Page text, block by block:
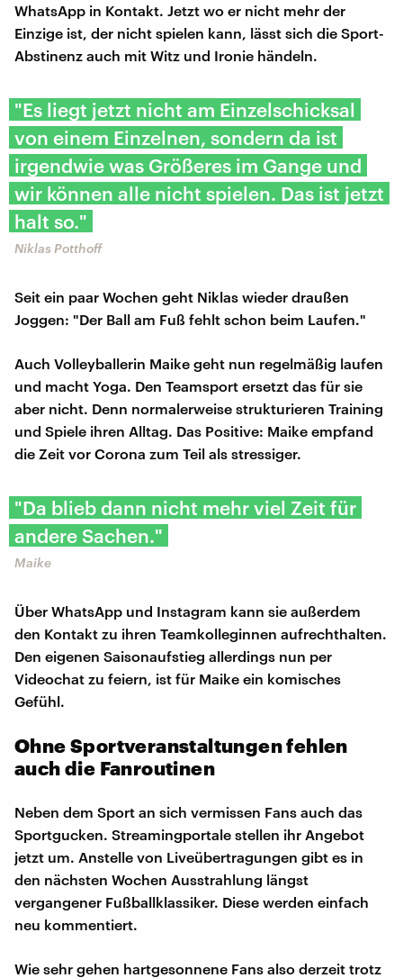
WhatsApp in Kontakt. Jetzt wo er nicht mehr der
Einzige ist, der nicht spielen kann, lässt sich die Sport-
Abstinenz auch mit Witz und Ironie händeln.
"Es liegt jetzt nicht am Einzelschicksal
von einem Einzelnen, sondern da ist
irgendwie was Größeres im Gange und
wir können alle nicht spielen. Das ist jetzt
halt so."
Niklas Potthoff
Seit ein paar Wochen geht Niklas wieder draußen
Joggen: "Der Ball am Fuß fehlt schon beim Laufen."
Auch Volleyballerin Maike geht nun regelmäßig laufen
und macht Yoga. Den Teamsport ersetzt das für sie
aber nicht. Denn normalerweise strukturieren Training
und Spiele ihren Alltag. Das Positive: Maike empfand
die Zeit vor Corona zum Teil als stressiger.
"Da blieb dann nicht mehr viel Zeit für
andere Sachen."
Maike
Über WhatsApp und Instagram kann sie außerdem
den Kontakt zu ihren Teamkolleginnen aufrechthalten.
Den eigenen Saisonaufstieg allerdings nun per
Videochat zu feiern, ist für Maike ein komisches
Gefühl.
Ohne Sportveranstaltungen fehlen
auch die Fanroutinen
Neben dem Sport an sich vermissen Fans auch das
Sportgucken. Streamingportale stellen ihr Angebot
jetzt um. Anstelle von Liveübertragungen gibt es in
den nächsten Wochen Ausstrahlung längst
vergangener Fußballklassiker. Diese werden einfach
neu kommentiert.
Wie sehr gehen hartgesonnene Fans also derzeit trotz